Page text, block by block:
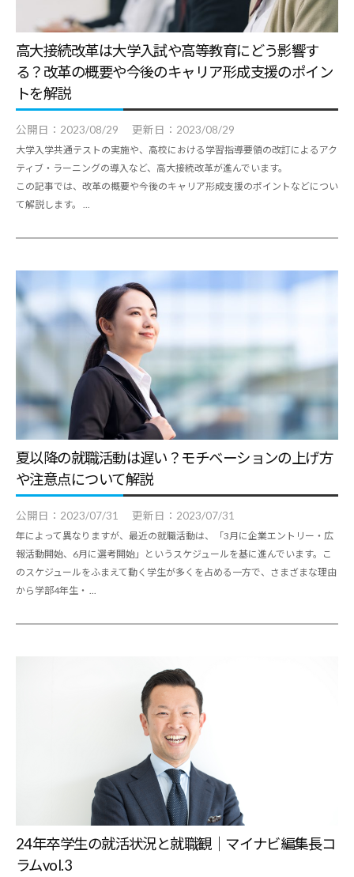
高大接続改革は大学入試や高等教育にどう影響す
る？改革の概要や今後のキャリア形成支援のポイン
トを解説
公開日： 2023/08/29 更新日： 2023/08/29
大学入学共通テストの実施や、高校における学習指導要領の改訂によるアク
ティブ・ラーニングの導入など、高大接続改革が進んでいます。
この記事では、改革の概要や今後のキャリア形成支援のポイントなどについ
て解説します。 ...
夏以降の就職活動は遅い？モチベーションの上げ方
や注意点について解説
公開日： 2023/07/31 更新日： 2023/07/31
年によって異なりますが、最近の就職活動は、「3月に企業エントリー・広
報活動開始、6月に選考開始」というスケジュールを基に進んでいます。こ
のスケジュールをふまえて動く学生が多くを占める一方で、さまざまな理由
から学部4年生・ ...
24年卒学生の就活状況と就職観｜マイナビ編集長コ
ラムvol.3